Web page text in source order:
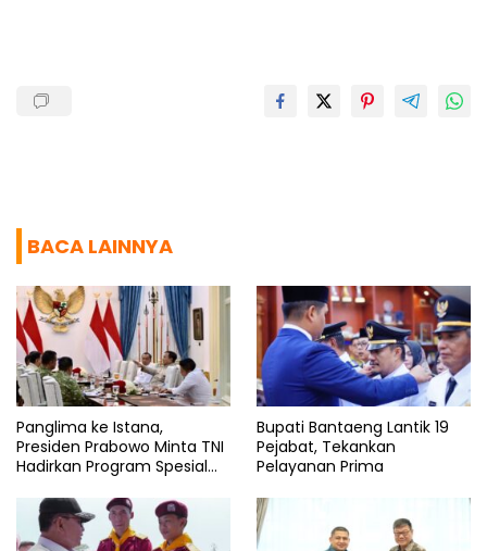
BACA LAINNYA
Panglima ke Istana,
Presiden Prabowo Minta TNI
Hadirkan Program Spesial
Bupati Bantaeng Lantik 19
Pejabat, Tekankan
Pelayanan Prima